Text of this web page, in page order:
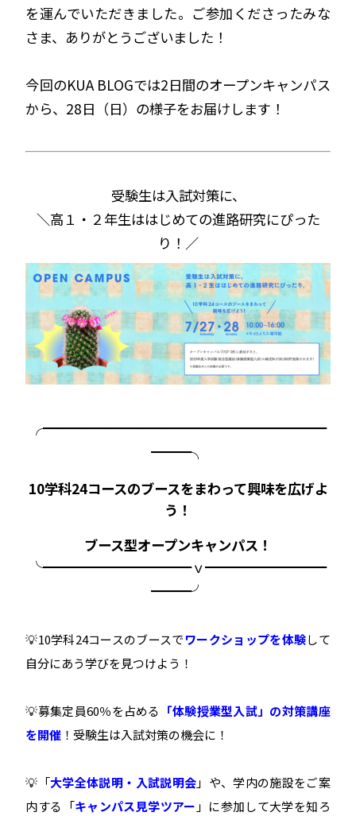
を運んでいただきました。ご参加くださったみな
さま、ありがとうございました！
今回のKUA BLOGでは2日間のオープンキャンパス
から、28日（日）の様子をお届けします！
受験生は入試対策に、
＼高１・２年生ははじめての進路研究にぴった
り！／
╭━━━━━━━━━━━━━━━━━━━━━
━━━╮
10学科24コースのブースをまわって興味を広げよ
う！
ブース型オープンキャンパス！
╰━━━━━━━━━━━ｖ━━━━━━━━━
━━━╯
💡10学科24コースのブースでワークショップを体験して
自分にあう学びを見つけよう！
💡募集定員60％を占める 「体験授業型入試」の対策講座
を開催 ！受験生は入試対策の機会に！
💡「大学全体説明・入試説明会」や、学内の施設をご案
内する「キャンパス見学ツアー 」に参加して大学を知ろ